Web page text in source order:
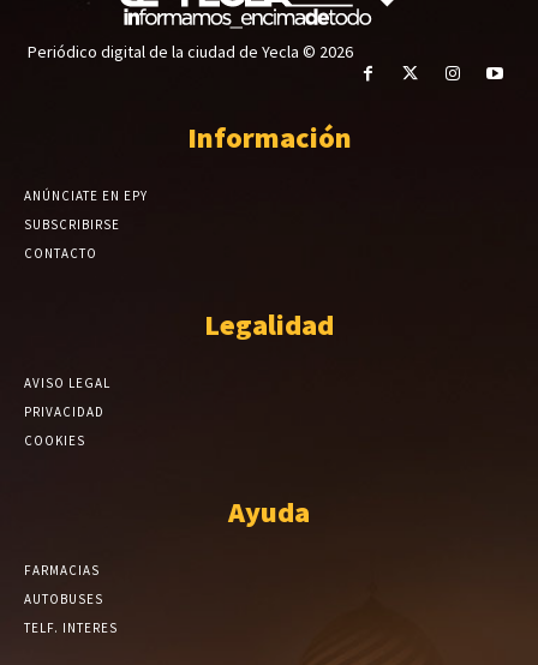
Periódico digital de la ciudad de Yecla © 2026
Información
ANÚNCIATE EN EPY
SUBSCRIBIRSE
CONTACTO
Legalidad
AVISO LEGAL
PRIVACIDAD
COOKIES
Ayuda
FARMACIAS
AUTOBUSES
TELF. INTERES